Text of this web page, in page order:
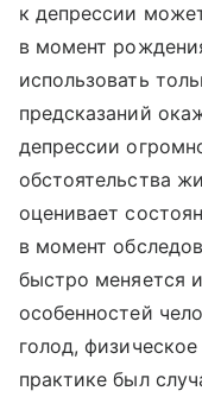
к депрессии
в момент
использовать
предсказаний
депрессии
обстоятельства
оценивает
в момент
быстро меняется
особенностей
голод,
практике был